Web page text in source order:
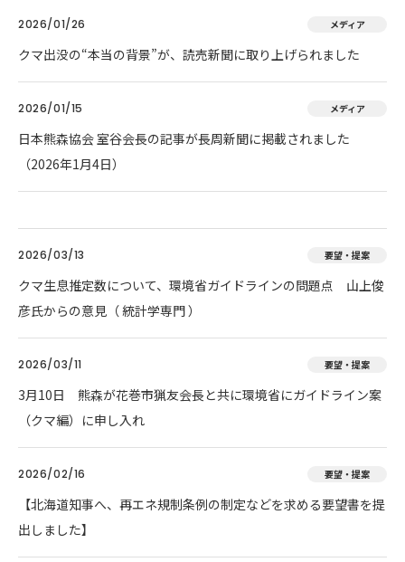
2026/01/26 メディア
クマ出没の“本当の背景”が、読売新聞に取り上げられました
2026/01/15 メディア
日本熊森協会 室谷会長の記事が長周新聞に掲載されました
（2026年1月4日）
2026/03/13 要望・提案
クマ生息推定数について、環境省ガイドラインの問題点 山上俊
彦氏からの意見（ 統計学専門 ）
2026/03/11 要望・提案
3月10日 熊森が花巻市猟友会長と共に環境省にガイドライン案
（クマ編）に申し入れ
2026/02/16 要望・提案
【北海道知事へ、再エネ規制条例の制定などを求める要望書を提
出しました】